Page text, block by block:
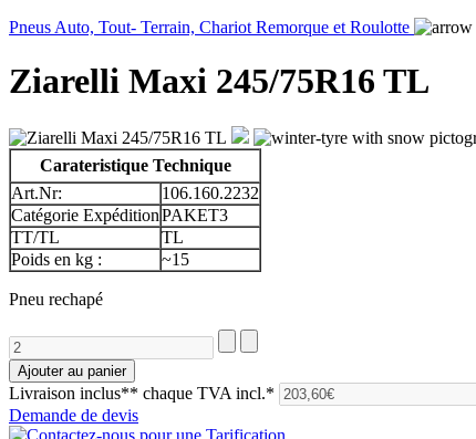
Pneus Auto, Tout- Terrain, Chariot Remorque et Roulotte
Ziarelli Maxi 245/75R16 TL
Carateristique Technique
Art.Nr:
106.160.2232
Catégorie ExpéditionPAKET3
TT/TL
TL
Poids en kg :
~15
Pneu rechapé
Livraison inclus** chaque TVA incl.*
Demande de devis